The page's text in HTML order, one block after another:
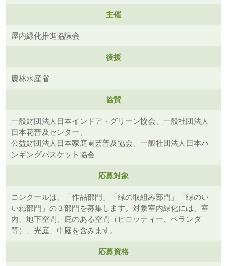
主催
屋内緑化推進協議会
後援
農林水産省
協賛
一般財団法人日本インドア・グリーン協会、一般社団法人
日本花普及センター、
公益財団法人日本家庭園芸普及協会、一般社団法人日本ハ
ンギングバスケット協会
応募対象
コンクールは、「作品部門」「緑の取組み部門」「緑のい
いね部門」の３部門を募集します。対象室内緑化には、室
内、地下空間、庇のある空間（ピロッティー、ベランダ
等）、光庭、中庭を含みます。
応募資格